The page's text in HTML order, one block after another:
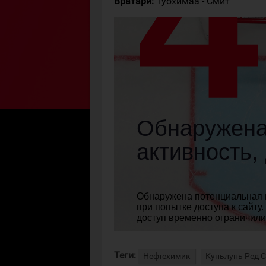
Теги: Нефтехимик Куньлунь Ред